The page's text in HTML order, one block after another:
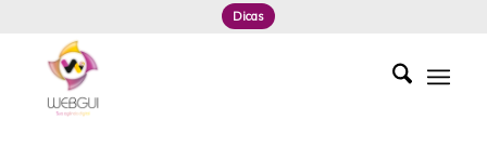
Dicas